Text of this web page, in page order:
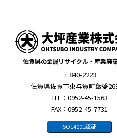
佐賀県の金属リサイクル・産業廃
〒840-2223
佐賀県佐賀市東与賀町飯盛
TEL：0952-45-1563
FAX：0952-45-7731
ISO14001認証